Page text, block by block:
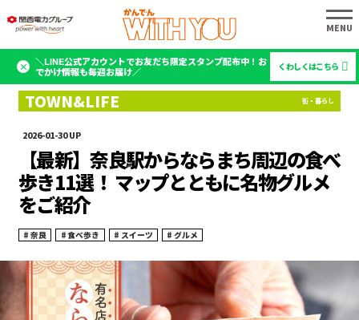
＼LINE公式アカウントでお友だち限定スタンプ配布中！お
でかけ情報も毎週お届け／
くわしくはこちら
2026-01-30
【最新】奈良駅からならまち周辺の食べ
歩き11選！ マップとともに名物グルメ
をご紹介
奈良 食べ歩き スイーツ グルメ